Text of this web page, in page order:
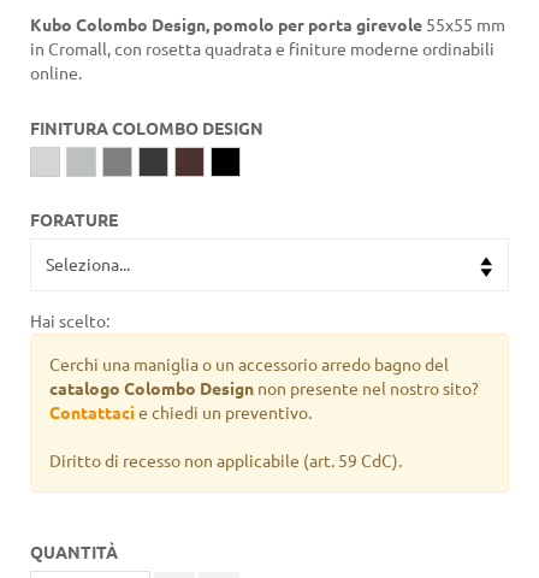
Kubo Colombo Design, pomolo per porta girevole 55x55 mm
in Cromall, con rosetta quadrata e finiture moderne ordinabili
online.
FINITURA COLOMBO DESIGN
FORATURE
Hai scelto:
Cerchi una maniglia o un accessorio arredo bagno del
catalogo Colombo Design non presente nel nostro sito?
Contattacie chiedi un preventivo.
Diritto di recesso non applicabile (art. 59 CdC).
QUANTITÀ